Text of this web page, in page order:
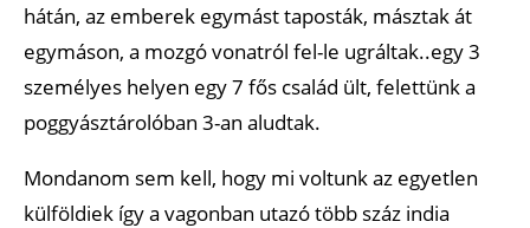
hátán, az emberek egymást taposták, másztak át
egymáson, a mozgó vonatról fel-le ugráltak..egy 3
személyes helyen egy 7 fős család ült, felettünk a
poggyásztárolóban 3-an aludtak.
Mondanom sem kell, hogy mi voltunk az egyetlen
külföldiek így a vagonban utazó több száz india